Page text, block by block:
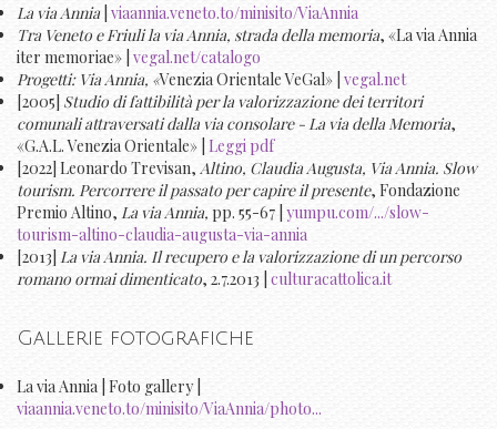
La via Annia viaannia.veneto.to/minisito/ViaAnnia
Tra Veneto e Friuli la via Annia, strada della memoria, «La via Annia
iter memoriae» | vegal.net/catalogo
Progetti: Via Annia, «Venezia Orientale VeGal» | vegal.net
[2005] Studio di fattibilità per la valorizzazione dei territori
comunali attraversati dalla via consolare - La via della Memoria,
«G.A.L. Venezia Orientale» | Leggi pdf
[2022] Leonardo Trevisan, Altino, Claudia Augusta, Via Annia. Slow
tourism. Percorrere il passato per capire il presente, Fondazione
Premio Altino, La via Annia, pp. 55-67 | yumpu.com/.../slow-
tourism-altino-claudia-augusta-via-annia
[2013] La via Annia. Il recupero e la valorizzazione di un percorso
romano ormai dimenticato, 2.7.2013 | culturacattolica.it
Gallerie fotografiche
La via Annia | Foto gallery |
viaannia.veneto.to/minisito/ViaAnnia/photo...